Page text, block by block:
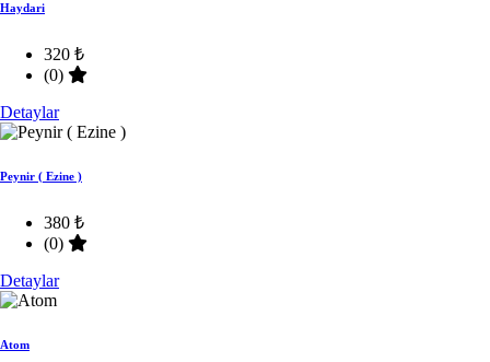
Haydari
320 ₺
(0)
Detaylar
Peynir ( Ezine )
380 ₺
(0)
Detaylar
Atom